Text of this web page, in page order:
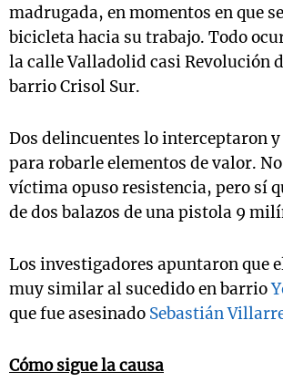
madrugada, en momentos en que
bicicleta hacia su trabajo. Todo
la calle Valladolid casi Revolución
barrio Crisol Sur.
Dos delincuentes lo interceptaron
para robarle elementos de valor.
víctima opuso resistencia, pero sí
de dos balazos de una pistola 9
Los investigadores apuntaron que
muy similar al sucedido en barrio
que fue asesinado Sebastián
Cómo sigue la causa